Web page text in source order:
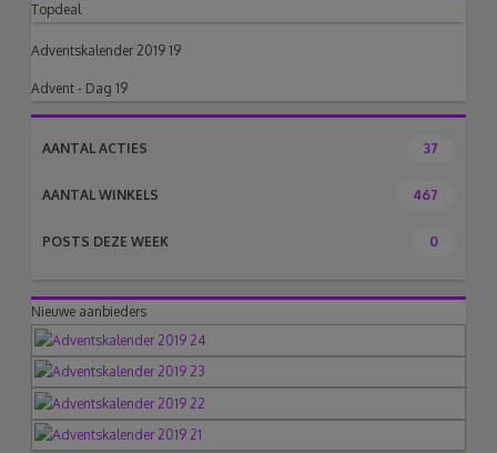
Topdeal
Adventskalender 2019 19
Advent - Dag 19
AANTAL ACTIES 37
AANTAL WINKELS 467
POSTS DEZE WEEK 0
Nieuwe aanbieders